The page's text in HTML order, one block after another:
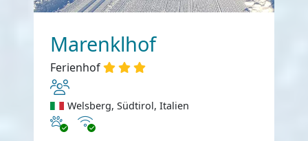
Marenklhof
Ferienhof
Welsberg, Südtirol, Italien
Haustiere erlaubt
Internet